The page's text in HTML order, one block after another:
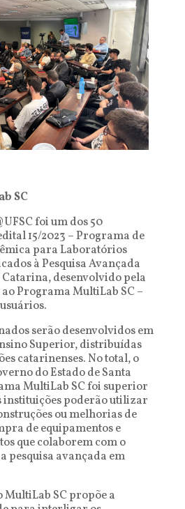
SC
foi um dos 50
15/2023 – Programa de
para Laboratórios
à Pesquisa Avançada
Catarina, desenvolvido pela
Programa MultiLab SC –
serão desenvolvidos em
Superior, distribuídas
catarinenses. No total, o
do Estado de Santa
MultiLab SC foi superior
instituições poderão utilizar
ou melhorias de
de equipamentos e
que colaborem com o
pesquisa avançada em
MultiLab SC propõe a